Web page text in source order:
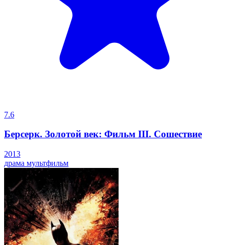
7.6
Берсерк. Золотой век: Фильм III. Сошествие
2013
драма мультфильм